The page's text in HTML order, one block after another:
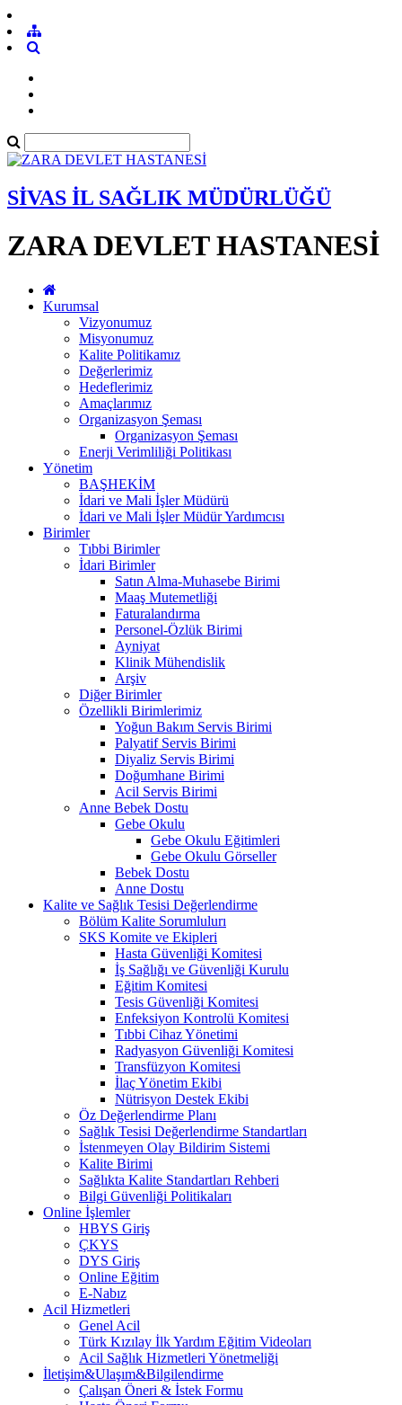
SİVAS İL SAĞLIK MÜDÜRLÜĞÜ
ZARA DEVLET HASTANESİ
Kurumsal
Vizyonumuz
Misyonumuz
Kalite Politikamız
Değerlerimiz
Hedeflerimiz
Amaçlarımız
Organizasyon Şeması
Organizasyon Şeması
Enerji Verimliliği Politikası
Yönetim
BAŞHEKİM
İdari ve Mali İşler Müdürü
İdari ve Mali İşler Müdür Yardımcısı
Birimler
Tıbbi Birimler
İdari Birimler
Satın Alma-Muhasebe Birimi
Maaş Mutemetliği
Faturalandırma
Personel-Özlük Birimi
Ayniyat
Klinik Mühendislik
Arşiv
Diğer Birimler
Özellikli Birimlerimiz
Yoğun Bakım Servis Birimi
Palyatif Servis Birimi
Diyaliz Servis Birimi
Doğumhane Birimi
Acil Servis Birimi
Anne Bebek Dostu
Gebe Okulu
Gebe Okulu Eğitimleri
Gebe Okulu Görseller
Bebek Dostu
Anne Dostu
Kalite ve Sağlık Tesisi Değerlendirme
Bölüm Kalite Sorumlulurı
SKS Komite ve Ekipleri
Hasta Güvenliği Komitesi
İş Sağlığı ve Güvenliği Kurulu
Eğitim Komitesi
Tesis Güvenliği Komitesi
Enfeksiyon Kontrolü Komitesi
Tıbbi Cihaz Yönetimi
Radyasyon Güvenliği Komitesi
Transfüzyon Komitesi
İlaç Yönetim Ekibi
Nütrisyon Destek Ekibi
Öz Değerlendirme Planı
Sağlık Tesisi Değerlendirme Standartları
İstenmeyen Olay Bildirim Sistemi
Kalite Birimi
Sağlıkta Kalite Standartları Rehberi
Bilgi Güvenliği Politikaları
Online İşlemler
HBYS Giriş
ÇKYS
DYS Giriş
Online Eğitim
E-Nabız
Acil Hizmetleri
Genel Acil
Türk Kızılay İlk Yardım Eğitim Videoları
Acil Sağlık Hizmetleri Yönetmeliği
İletişim&Ulaşım&Bilgilendirme
Çalışan Öneri & İstek Formu